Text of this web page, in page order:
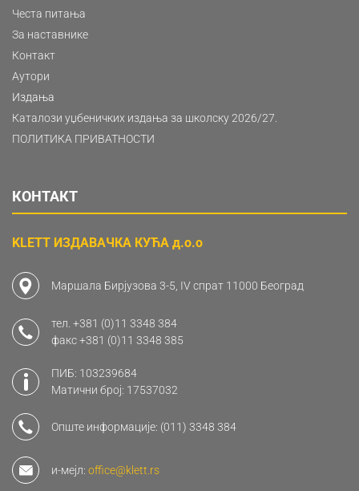
Честа питања
За наставнике
Контакт
Аутори
Издања
Каталози уџбеничких издања за школску 2026/27.
ПОЛИТИКА ПРИВАТНОСТИ
КОНТАКТ
KLETT ИЗДАВАЧКА КУЋА д.о.о
Маршала Бирјузова 3-5, IV спрат 11000 Београд
тел. +381 (0)11 3348 384
факс+381 (0)11 3348 385
ПИБ: 103239684
Матични број: 17537032
Опште информације: (011) 3348 384
и-мејл: office@klett.rs